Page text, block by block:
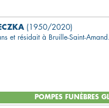
(1950/2020)
et résidait à Bruille-Saint-Amand.
POMPES FUNÈBRES